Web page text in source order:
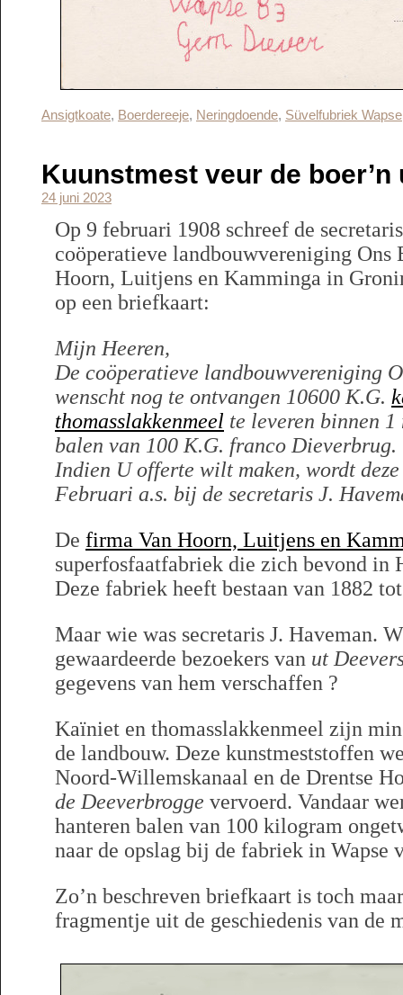
Ansigtkoate, Boerdereeje, Neringdoende, Süvelfubriek Wapse
Kuunstmest veur de boer’n
24 juni 2023
Op 9 februari 1908 schreef de
coöperatieve landbouwvereniging Ons
Hoorn, Luitjens en Kamminga in
op een briefkaart:
Mijn Heeren,
De coöperatieve landbouwvereniging
wenscht nog te ontvangen 10600 K.G.
thomasslakkenmeel te leveren binnen
balen van 100 K.G. franco Dieverbrug.
Indien U offerte wilt maken, wordt
Februari a.s. bij de secretaris J.
De firma Van Hoorn, Luitjens en
superfosfaatfabriek die zich bevond in
Deze fabriek heeft bestaan van 1882
Maar wie was secretaris J. Haveman.
gewaardeerde bezoekers van ut
gegevens van hem verschaffen ?
Kaïniet en thomasslakkenmeel zijn
de landbouw. Deze kunstmeststoffen
Noord-Willemskanaal en de Drentse
de Deeverbrogge vervoerd. Vandaar
hanteren balen van 100 kilogram
naar de opslag bij de fabriek in Wapse
Zo’n beschreven briefkaart is toch
fragmentje uit de geschiedenis van de